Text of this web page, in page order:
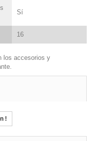
Sí
16
los accesorios y
!